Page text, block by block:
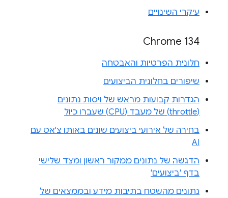
עיקרי השינויים
Chrome 134
חלונית הפרטיות והאבטחה
שיפורים בחלונית הביצועים
הגדרות קבועות מראש של ויסות נתונים
(throttle) של מעבד (CPU) שעברו כיול
בחירה של אירועי ביצועים שונים באותו צ'אט עם
AI
הדגשה של נתונים ממקור ראשון ומצד שלישי
בדף 'ביצועים'
נתונים מהשטח בתיבות מידע ובממצאים של